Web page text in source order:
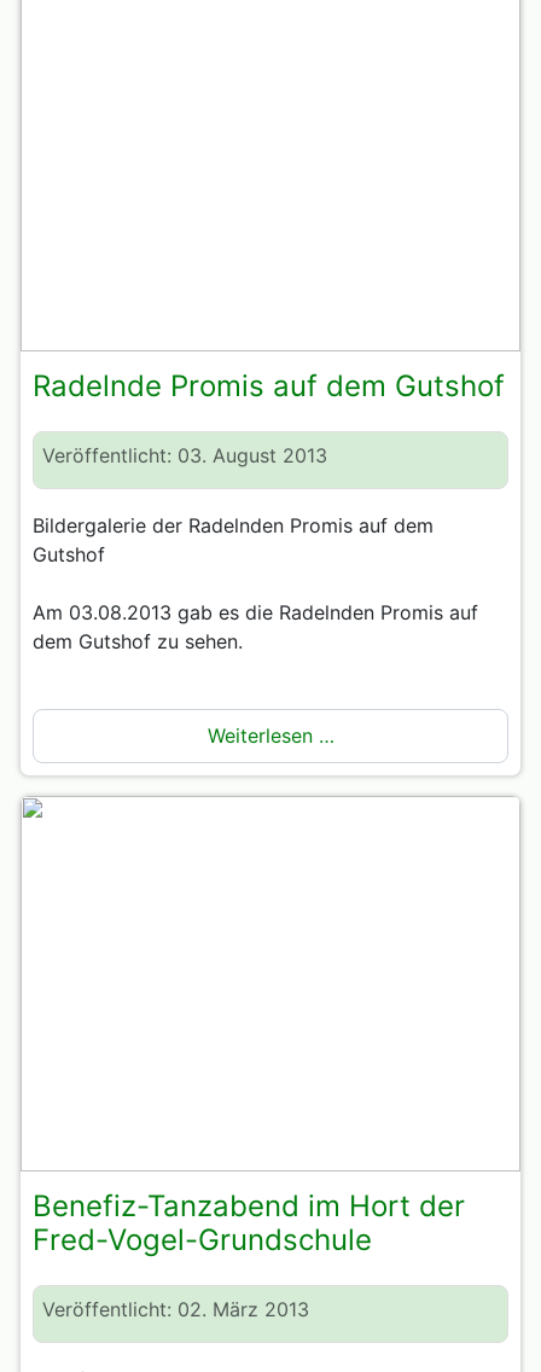
Radelnde Promis auf dem Gutshof
Veröffentlicht: 03. August 2013
Bildergalerie der Radelnden Promis auf dem
Gutshof
Am 03.08.2013 gab es die Radelnden Promis auf
dem Gutshof zu sehen.
Weiterlesen …
Benefiz-Tanzabend im Hort der
Fred-Vogel-Grundschule
Veröffentlicht: 02. März 2013